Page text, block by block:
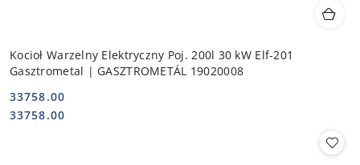
Kocioł Warzelny Elektryczny Poj. 200l 30 kW Elf-201
Gasztrometal | GASZTROMETÁL 19020008
Cena:
33758.00
Cena:
33758.00